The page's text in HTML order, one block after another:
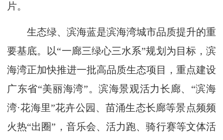
片。
生态绿、滨海蓝是滨海湾城市品质提升的重
要基底。以“一廊三绿心三水系”规划为目标，滨
海湾正加快推进一批高品质生态项目，重点建设
广东省“美丽海湾”。滨海景观活力长廊、“滨海
湾·花海里”花卉公园、苗涌生态长廊等景点频频
火热“出圈”，音乐会、活力跑、骑行赛等文体活